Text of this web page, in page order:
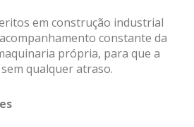
em construção industrial
constante da
própria, para que a
qualquer atraso.